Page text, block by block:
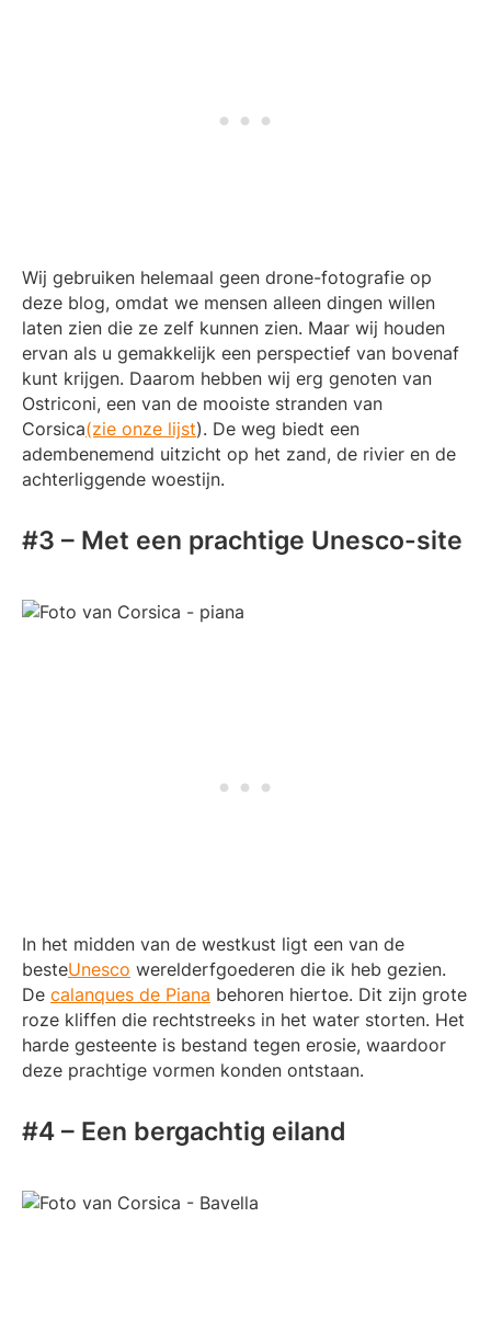
Wij gebruiken helemaal geen drone-fotografie op
deze blog, omdat we mensen alleen dingen willen
laten zien die ze zelf kunnen zien. Maar wij houden
ervan als u gemakkelijk een perspectief van bovenaf
kunt krijgen. Daarom hebben wij erg genoten van
Ostriconi, een van de mooiste stranden van
Corsica(zie onze lijst). De weg biedt een
adembenemend uitzicht op het zand, de rivier en de
achterliggende woestijn.
#3 – Met een prachtige Unesco-site
In het midden van de westkust ligt een van de
besteUnesco werelderfgoederen die ik heb gezien.
De calanques de Piana behoren hiertoe. Dit zijn grote
roze kliffen die rechtstreeks in het water storten. Het
harde gesteente is bestand tegen erosie, waardoor
deze prachtige vormen konden ontstaan.
#4 – Een bergachtig eiland